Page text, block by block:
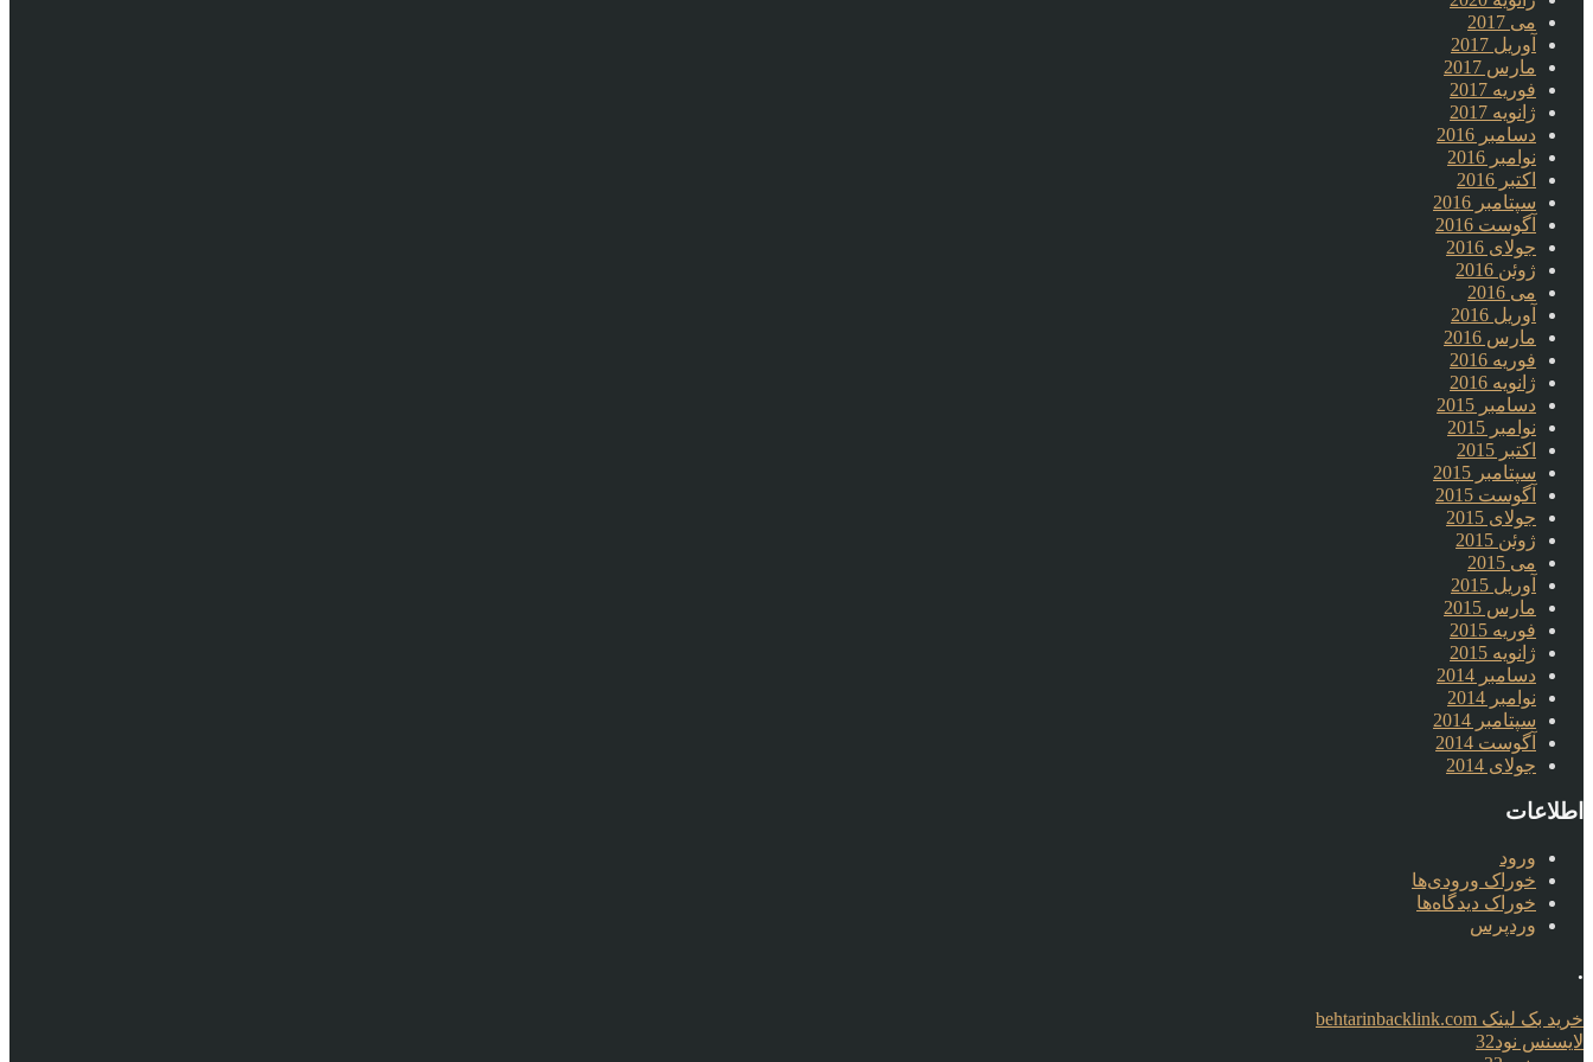
می 2017
آوریل 2017
مارس 2017
فوریه 2017
ژانویه 2017
دسامبر 2016
نوامبر 2016
اکتبر 2016
سپتامبر 2016
آگوست 2016
جولای 2016
ژوئن 2016
می 2016
آوریل 2016
مارس 2016
فوریه 2016
ژانویه 2016
دسامبر 2015
نوامبر 2015
اکتبر 2015
سپتامبر 2015
آگوست 2015
جولای 2015
ژوئن 2015
می 2015
آوریل 2015
مارس 2015
فوریه 2015
ژانویه 2015
دسامبر 2014
نوامبر 2014
سپتامبر 2014
آگوست 2014
جولای 2014
اطلاعات
ورود
خوراک ورودی‌ها
خوراک دیدگاه‌ها
وردپرس
.
خرید بک لینک behtarinbacklink.com
لایسنس نود32